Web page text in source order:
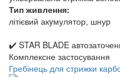
Тип живлення:
літієвий акyмулятор, шнур
✔️ STAR BLADE
Комплексне застосування
Гребінець для стрижки